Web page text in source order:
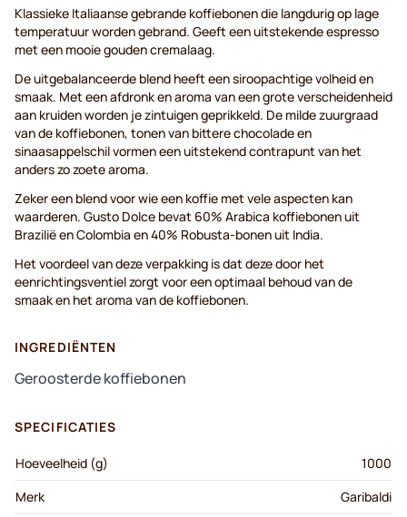
Klassieke Italiaanse gebrande koffiebonen die langdurig op lage
temperatuur worden gebrand. Geeft een uitstekende espresso
met een mooie gouden cremalaag.
De uitgebalanceerde blend heeft een siroopachtige volheid en
smaak. Met een afdronk en aroma van een grote verscheidenheid
aan kruiden worden je zintuigen geprikkeld. De milde zuurgraad
van de koffiebonen, tonen van bittere chocolade en
sinaasappelschil vormen een uitstekend contrapunt van het
anders zo zoete aroma.
Zeker een blend voor wie een koffie met vele aspecten kan
waarderen. Gusto Dolce bevat 60% Arabica koffiebonen uit
Brazilië en Colombia en 40% Robusta-bonen uit India.
Het voordeel van deze verpakking is dat deze door het
eenrichtingsventiel zorgt voor een optimaal behoud van de
smaak en het aroma van de koffiebonen.
INGREDIËNTEN
Geroosterde koffiebonen
SPECIFICATIES
Hoeveelheid (g)
1000
Merk
Garibaldi